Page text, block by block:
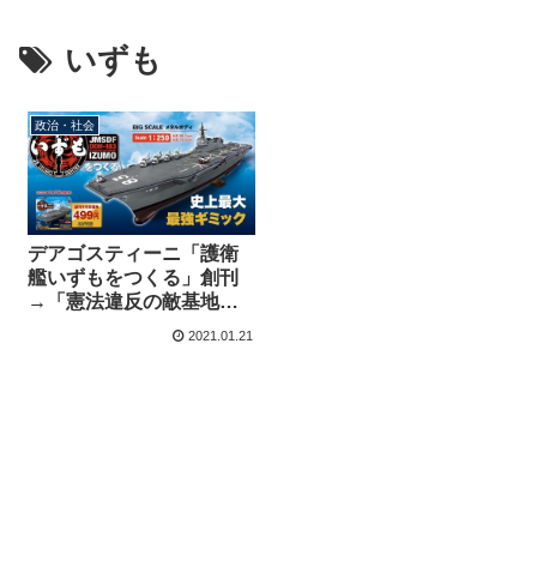
いずも
政治・社会
デアゴスティーニ「護衛
艦いずもをつくる」創刊
→「憲法違反の敵基地攻
撃兵器」発売中止求め電
2021.01.21